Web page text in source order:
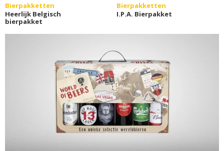
Bierpakketten
Heerlijk Belgisch
bierpakket
Bierpakketten
I.P.A. Bierpakket